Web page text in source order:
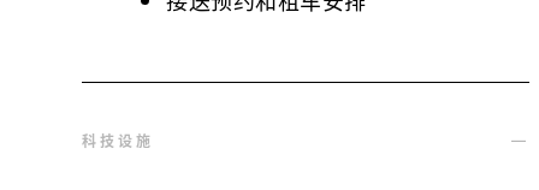
科技设施